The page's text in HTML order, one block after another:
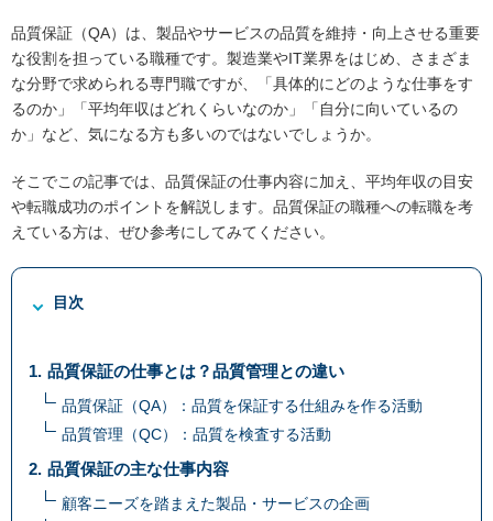
品質保証（QA）は、製品やサービスの品質を維持・向上させる重要
な役割を担っている職種です。製造業やIT業界をはじめ、さまざま
な分野で求められる専門職ですが、「具体的にどのような仕事をす
るのか」「平均年収はどれくらいなのか」「自分に向いているの
か」など、気になる方も多いのではないでしょうか。
そこでこの記事では、品質保証の仕事内容に加え、平均年収の目安
や転職成功のポイントを解説します。品質保証の職種への転職を考
えている方は、ぜひ参考にしてみてください。
目次
品質保証の仕事とは？品質管理との違い
品質保証（QA）：品質を保証する仕組みを作る活動
品質管理（QC）：品質を検査する活動
品質保証の主な仕事内容
顧客ニーズを踏まえた製品・サービスの企画